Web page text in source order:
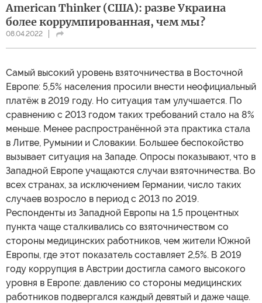
American Thinker (США): разве Украина
более коррумпированная, чем мы?
08.04.2022
Самый высокий уровень взяточничества в Восточной
Европе: 5,5% населения просили внести неофициальный
платёж в 2019 году. Но ситуация там улучшается. По
сравнению с 2013 годом таких требований стало на 8%
меньше. Менее распространённой эта практика стала
в Литве, Румынии и Словакии. Большее беспокойство
вызывает ситуация на Западе. Опросы показывают, что в
Западной Европе учащаются случаи взяточничества. Во
всех странах, за исключением Германии, число таких
случаев возросло в период с 2013 по 2019.
Респонденты из Западной Европы на 1,5 процентных
пункта чаще сталкивались со взяточничеством со
стороны медицинских работников, чем жители Южной
Европы, где этот показатель составляет 2,5%. В 2019
году коррупция в Австрии достигла самого высокого
уровня в Европе: давлению со стороны медицинских
работников подвергался каждый девятый и даже чаще.